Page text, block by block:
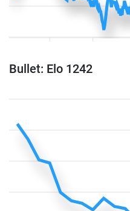
Bullet: Elo 1242